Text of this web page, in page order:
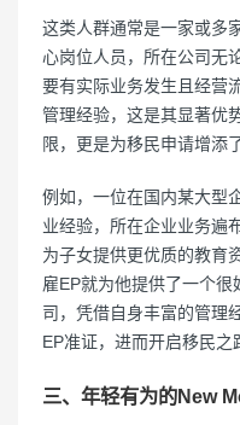
这类人群通常是一家或多
心岗位人员，所在公司无
要有实际业务发生且经营
管理经验，这是其显著优
限，更是为移民申请增添
例如，一位在国内某大型
业经验，所在企业业务遍
为子女提供更优质的教育
雇EP就为他提供了一个
司，凭借自身丰富的管理
EP准证，进而开启移民之
三、年轻有为的New